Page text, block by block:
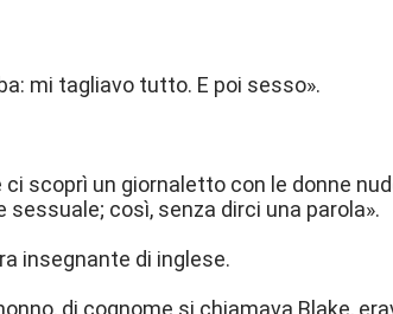
mi tagliavo tutto. E poi sesso».
ci scoprì un giornaletto con le donne
sessuale; così, senza dirci una parola».
insegnante di inglese.
di cognome si chiamava Blake,